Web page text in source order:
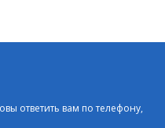
ответить вам по телефону,